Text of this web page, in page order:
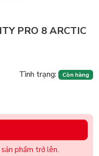
PRO 8 ARCTIC
Tình trạng: Còn hàng
phẩm trở lên.